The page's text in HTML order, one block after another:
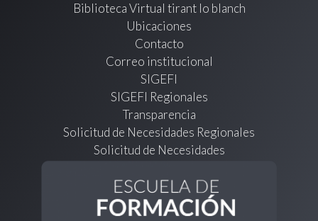
Biblioteca Virtual tirant lo blanch
Ubicaciones
Contacto
Correo institucional
SIGEFI
SIGEFI Regionales
Transparencia
Solicitud de Necesidades Regionales
Solicitud de Necesidades